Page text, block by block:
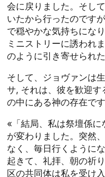
会に戻りました。そし
いたから行ったのです
で穏やかな気持ちにな
ミニストリーに誘われ
のように引き寄せられ
そして、ジョヴァンは
サ, それは、彼を歓迎
の中にある神の存在で
«「結局、私は祭壇係
が変わりました。突然
なく、毎日行くように
起きて、礼拝、朝の祈
区の共同体は私を受け